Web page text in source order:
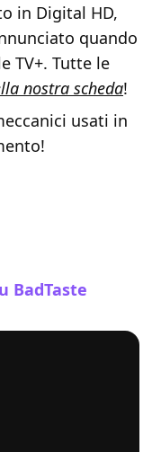
in Digital HD,
quando
TV+. Tutte le
nostra scheda!
usati in
BadTaste